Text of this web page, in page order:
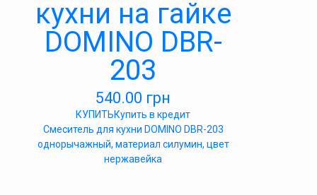
кухни на гайке
DOMINO DBR-
203
540.00 грн
КУПИТЬКупить в кредит
Cмеситель для кухни DOMINO DBR-203
однорычажный, материал силумин, цвет
нержавейка